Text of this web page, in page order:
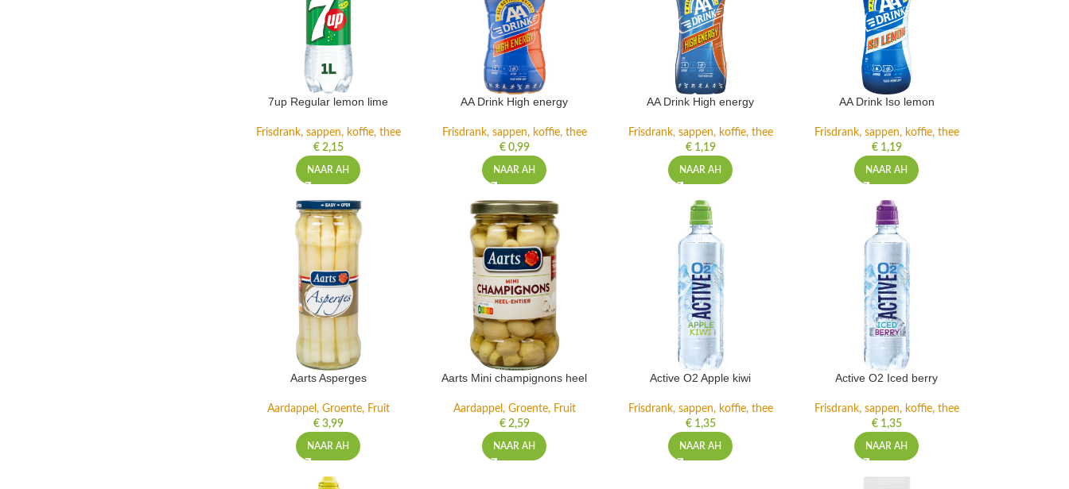
7up Regular lemon lime
Frisdrank, sappen, koffie, thee
€2,15
NAAR AH
AA Drink High energy
Frisdrank, sappen, koffie, thee
€0,99
NAAR AH
AA Drink High energy
Frisdrank, sappen, koffie, thee
€1,19
NAAR AH
AA Drink Iso lemon
Frisdrank, sappen, koffie, thee
€1,19
NAAR AH
Aarts Asperges
Aardappel, Groente, Fruit
€3,99
NAAR AH
Aarts Mini champignons heel
Aardappel, Groente, Fruit
€2,59
NAAR AH
Active O2 Apple kiwi
Frisdrank, sappen, koffie, thee
€1,35
NAAR AH
Active O2 Iced berry
Frisdrank, sappen, koffie, thee
€1,35
NAAR AH